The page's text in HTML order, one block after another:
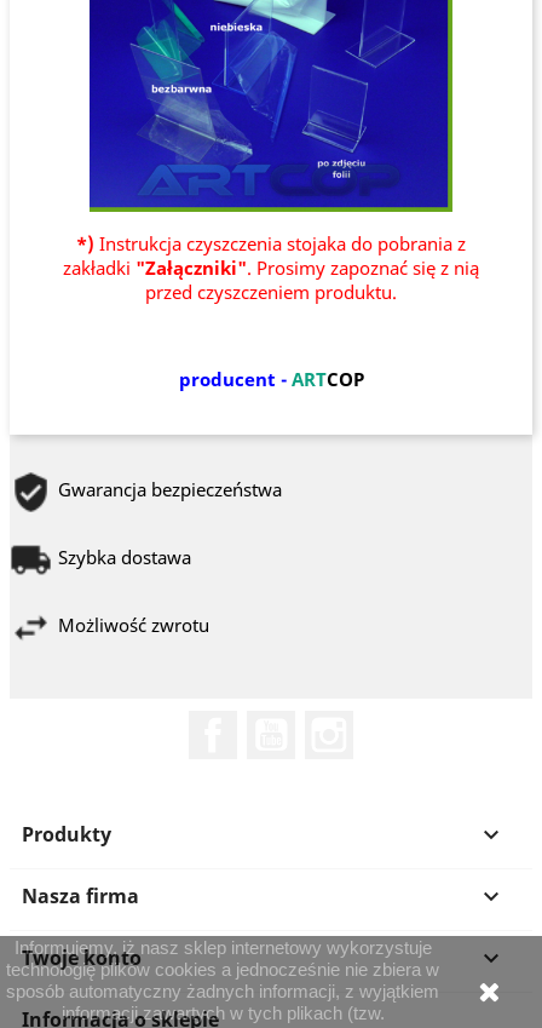
*) Instrukcja czyszczenia stojaka do pobrania z
zakładki "Załączniki". Prosimy zapoznać się z nią
przed czyszczeniem produktu.
producent - ARTCOP
Gwarancja bezpieczeństwa
Szybka dostawa
Możliwość zwrotu
Produkty 
Nasza firma 
Twoje konto 
Informacja o sklepie
Informujemy, iż nasz sklep internetowy wykorzystuje
technologię plików cookies a jednocześnie nie zbiera w
sposób automatyczny żadnych informacji, z wyjątkiem
informacji zawartych w tych plikach (tzw.